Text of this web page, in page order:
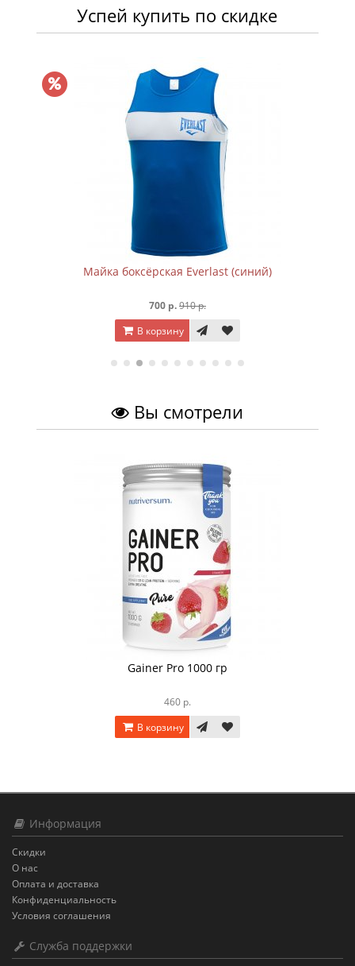
Успей купить по скидке
Майка боксёрская Everlast (синий)
700 р.910 р.
В корзину
Вы смотрели
Gainer Pro 1000 гр
460 р.
В корзину
Информация
Скидки
О нас
Оплата и доставка
Конфиденциальность
Условия соглашения
Служба поддержки